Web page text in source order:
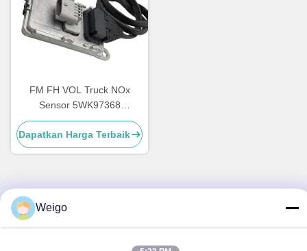
FM FH VOL Truck NOx
Sensor 5WK97368
22827991 24V Jaminan 12
Bulan
Dapatkan Harga Terbaik
Kontak Cepat
Weigo